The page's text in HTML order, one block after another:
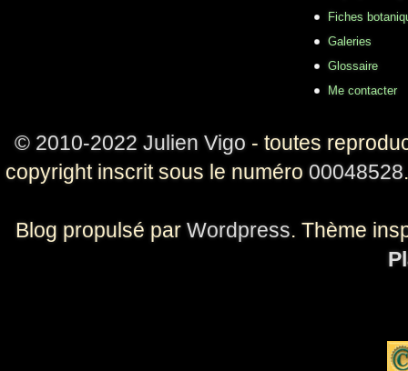
Fiches
Galeries
Glossaire
Me contacter
© 2010-2022 Julien Vigo - toutes
copyright inscrit sous le numéro 00048528
Blog propulsé par Wordpress. Thème